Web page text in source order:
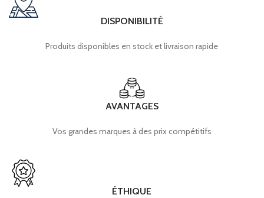
DISPONIBILITÉ
Produits disponibles en stock et livraison rapide
AVANTAGES
Vos grandes marques à des prix compétitifs
ÉTHIQUE